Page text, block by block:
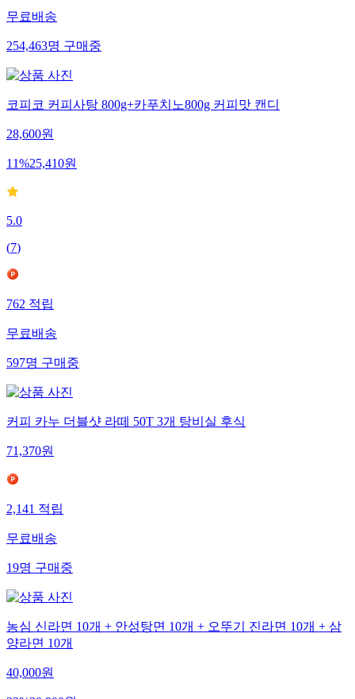
무료배송
254,463명구매중
코피코 커피사탕 800g+카푸치노800g 커피맛 캔디
28,600원
11%25,410원
5.0
(7)
762적립
무료배송
597명구매중
커피 카누 더블샷 라떼 50T 3개 탕비실 후식
71,370원
2,141적립
무료배송
19명구매중
농심 신라면 10개 + 안성탕면 10개 + 오뚜기 진라면 10개 + 삼
양라면 10개
40,000원